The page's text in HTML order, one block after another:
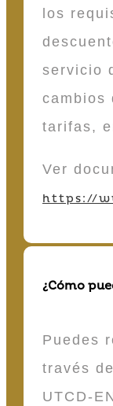
los
servicio
cambios
tarifas,
Ver
https://
¿Cómo
Puedes
través
UTCD-